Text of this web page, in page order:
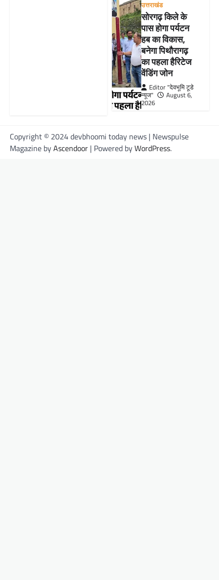
उत्तराखंड
सोरगढ़ किले के
पास होगा पर्यटन
हब का विकास,
बनेगा पिथौरागढ़
का पहला हैरिटेज
वेंडिंग जोन
Editor "देवभूमि टूडे
न्यूज"
August 6,
2026
Copyright © 2024 devbhoomi today news | Newspulse
Magazine byAscendoor | Powered byWordPress.